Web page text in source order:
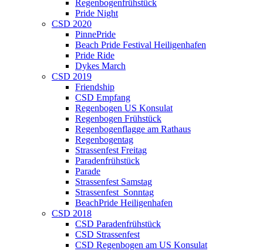
Regenbogenfrühstück
Pride Night
CSD 2020
PinnePride
Beach Pride Festival Heiligenhafen
Pride Ride
Dykes March
CSD 2019
Friendship
CSD Empfang
Regenbogen US Konsulat
Regenbogen Frühstück
Regenbogenflagge am Rathaus
Regenbogentag
Strassenfest Freitag
Paradenfrühstück
Parade
Strassenfest Samstag
Strassenfest_Sonntag
BeachPride Heiligenhafen
CSD 2018
CSD Paradenfrühstück
CSD Strassenfest
CSD Regenbogen am US Konsulat